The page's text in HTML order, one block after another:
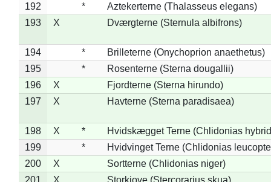
192
*
Aztekerterne (Thalasseus elegans)
193
X Dværgterne (Sternula albifrons)
194 *
Brilleterne (Onychoprion anaethetus)
195
*
Rosenterne (Sterna dougallii)
196
X
Fjordterne (Sterna hirundo)
197
X Havterne (Sterna paradisaea)
198 X *
Hvidskægget Terne (Chlidonias
199
*
Hvidvinget Terne (Chlidonias
200
X
Sortterne (Chlidonias niger)
201
X Storkjove (Stercorarius skua)